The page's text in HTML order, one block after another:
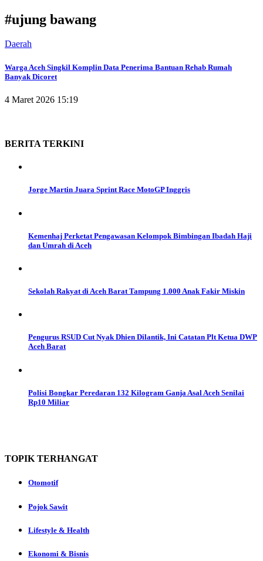
#ujung bawang
Daerah
Warga Aceh Singkil Komplin Data Penerima Bantuan Rehab Rumah
Banyak Dicoret
4 Maret 2026 15:19
BERITA TERKINI
Jorge Martin Juara Sprint Race MotoGP Inggris
Kemenhaj Perketat Pengawasan Kelompok Bimbingan Ibadah Haji
dan Umrah di Aceh
Sekolah Rakyat di Aceh Barat Tampung 1.000 Anak Fakir Miskin
Pengurus RSUD Cut Nyak Dhien Dilantik, Ini Catatan Plt Ketua DWP
Aceh Barat
Polisi Bongkar Peredaran 132 Kilogram Ganja Asal Aceh Senilai
Rp10 Miliar
TOPIK TERHANGAT
Otomotif
Pojok Sawit
Lifestyle & Health
Ekonomi & Bisnis